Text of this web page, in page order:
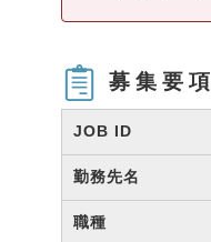
募集要項
JOB ID
勤務先名
職種